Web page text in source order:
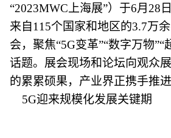
“2023MWC上海展”）于6月28
来自115个国家和地区的3.7万
会，聚焦“5G变革”“数字万物”“
话题。展会现场和论坛向观众
的累累硕果，产业界正携手推进
5G迎来规模化发展关键期